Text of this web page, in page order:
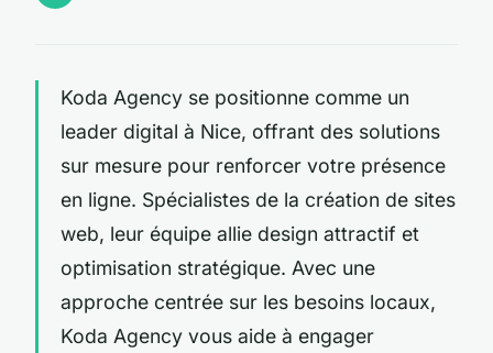
Koda Agency se positionne comme un
leader digital à Nice, offrant des solutions
sur mesure pour renforcer votre présence
en ligne. Spécialistes de la création de sites
web, leur équipe allie design attractif et
optimisation stratégique. Avec une
approche centrée sur les besoins locaux,
Koda Agency vous aide à engager